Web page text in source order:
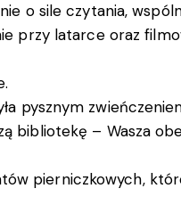
o sile czytania,
przy latarce oraz
pysznym
bibliotekę – Wasza
pierniczkowych,